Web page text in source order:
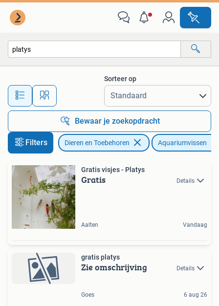
Alle afstanden…
Sorteer op
Bewaar je zoekopdracht
Filters Dieren en Toebehoren Aquariumvissen
Gratis visjes - Platys
Gratis Details
Aalten Vandaag
gratis platys
Zie omschrijving Details
Goes 6 aug 26